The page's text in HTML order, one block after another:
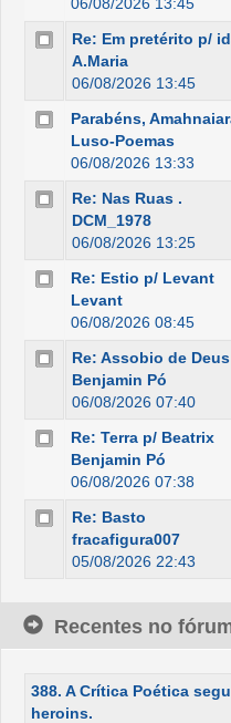
Re: Em pretérito p/
A.Maria
06/08/2026 13:45
Parabéns,
Luso-Poemas
06/08/2026 13:33
Re: Nas Ruas .
DCM_1978
06/08/2026 13:25
Re: Estio p/ Levant
Levant
06/08/2026 08:45
Re: Assobio de
Benjamin Pó
06/08/2026 07:40
Re: Terra p/ Beatrix
Benjamin Pó
06/08/2026 07:38
Re: Basto
fracafigura007
05/08/2026 22:43
Recentes no
388. A Crítica Poética
heroins.